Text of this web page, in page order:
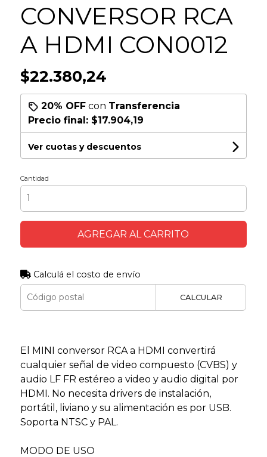
CONVERSOR RCA
A HDMI CON0012
$22.380,24
20% OFFcon Transferencia
Precio final: $17.904,19
Ver cuotas y descuentos
Cantidad
AGREGAR AL CARRITO
Calculá el costo de envío
CALCULAR
El MINI conversor RCA a HDMI convertirá
cualquier señal de video compuesto (CVBS) y
audio LF FR estéreo a video y audio digital por
HDMI. No necesita drivers de instalación,
portátil, liviano y su alimentación es por USB.
Soporta NTSC y PAL.
MODO DE USO